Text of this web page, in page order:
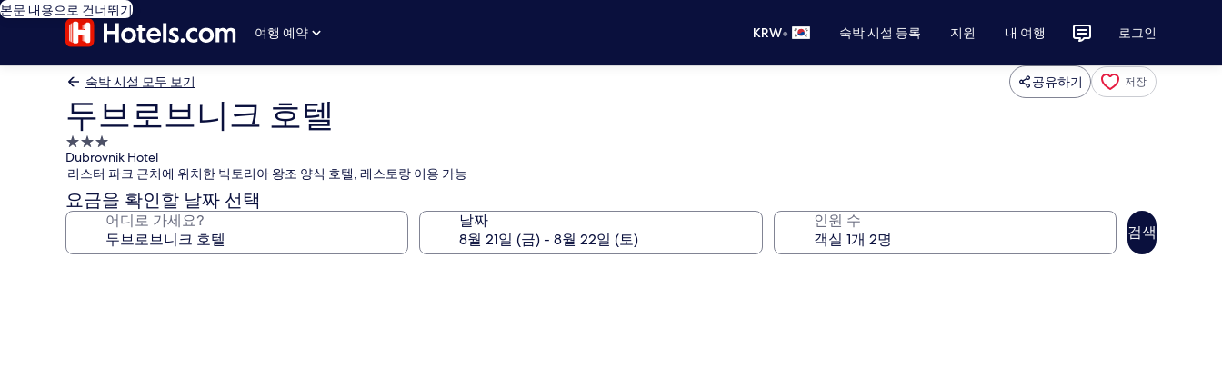
본문 내용으로 건너뛰기
여행 예약
KRW• 숙박 시설 등록 지원 내 여행 로그인
숙박 시설 모두 보기 공유하기 저장
두브로브니크 호텔
3.0
성
급
숙
박
Dubrovnik Hotel
리스터 파크 근처에 위치한 빅토리아 왕조 양식 호텔, 레스토랑 이용 가능
요금을 확인할 날짜 선택
어디로 가세요? 날짜 인원 수
검색